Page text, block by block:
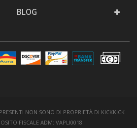
BLOG
NON SONO DI PROPRIETÀ DI KICKKICK
FISCALE ADM: VAPLI0018